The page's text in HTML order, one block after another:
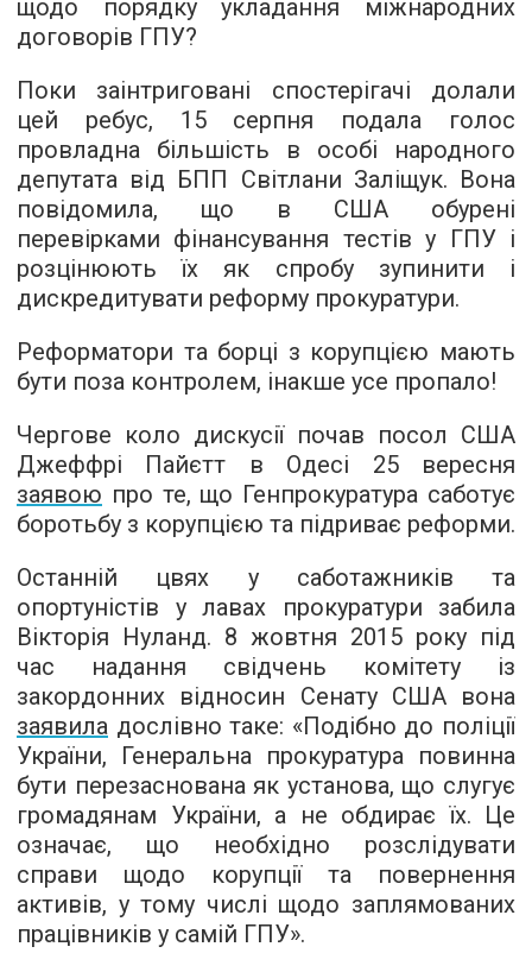
щодо порядку укладання міжнародних
договорів ГПУ?
Поки заінтриговані спостерігачі долали
цей ребус, 15 серпня подала голос
провладна більшість в особі народного
депутата від БПП Світлани Заліщук. Вона
повідомила, що в США обурені
перевірками фінансування тестів у ГПУ і
розцінюють їх як спробу зупинити і
дискредитувати реформу прокуратури.
Реформатори та борці з корупцією мають
бути поза контролем, інакше усе пропало!
Чергове коло дискусії почав посол США
Джеффрі Пайєтт в Одесі 25 вересня
заявою про те, що Генпрокуратура саботує
боротьбу з корупцією та підриває реформи.
Останній цвях у саботажників та
опортуністів у лавах прокуратури забила
Вікторія Нуланд. 8 жовтня 2015 року під
час надання свідчень комітету із
закордонних відносин Сенату США вона
заявила дослівно таке: «Подібно до поліції
України, Генеральна прокуратура повинна
бути перезаснована як установа, що слугує
громадянам України, а не обдирає їх. Це
означає, що необхідно розслідувати
справи щодо корупції та повернення
активів, у тому числі щодо заплямованих
працівників у самій ГПУ».